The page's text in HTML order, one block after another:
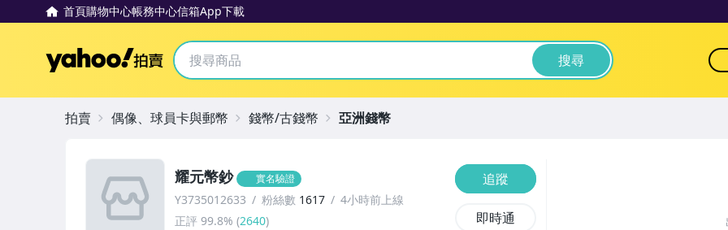
首頁購物中心帳務中心信箱App下載
Yahoo拍賣 搜尋
耀元幣鈔 實名驗證
Y3735012633 粉絲數 1617
4小時前上線
正評 99.8% (2640)
追蹤
即時通
拍賣 偶像、球員卡與郵幣 錢幣/古錢幣 亞洲錢幣